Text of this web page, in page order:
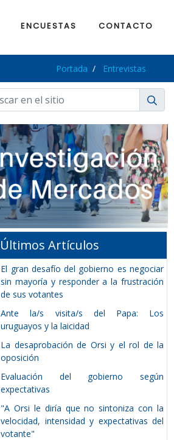
ENCUESTAS CONTACTO
Portada Entrevistas
Últimos Artículos
El gran desafío del gobierno es negociar
sin mayoría y responder a la frustración
de sus votantes
Ante la/s visita/s del Papa: Los
uruguayos y la laicidad
La desaprobación de Orsi y el rol de la
oposición
Evaluación del gobierno según
expectativas
"A Orsi le diría que no sintoniza con la
velocidad, intensidad y expectativas del
votante"